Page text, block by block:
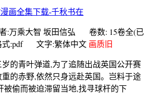
万乘大智 坂田信弘 卷数: 15卷全(已
:pdf 文字:繁体中文 画质旧
的青叶弹道,为了追随出战英国公开赛
的赤野,依然只身远赴英国。岂料于途
被偷而被迫滞留当地,找寻球杆的下